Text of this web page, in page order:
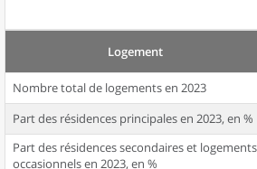
Logement
Nombre total de logements en 2023
Part des résidences principales en 2023, en %
Part des résidences secondaires et logements
occasionnels en 2023, en %